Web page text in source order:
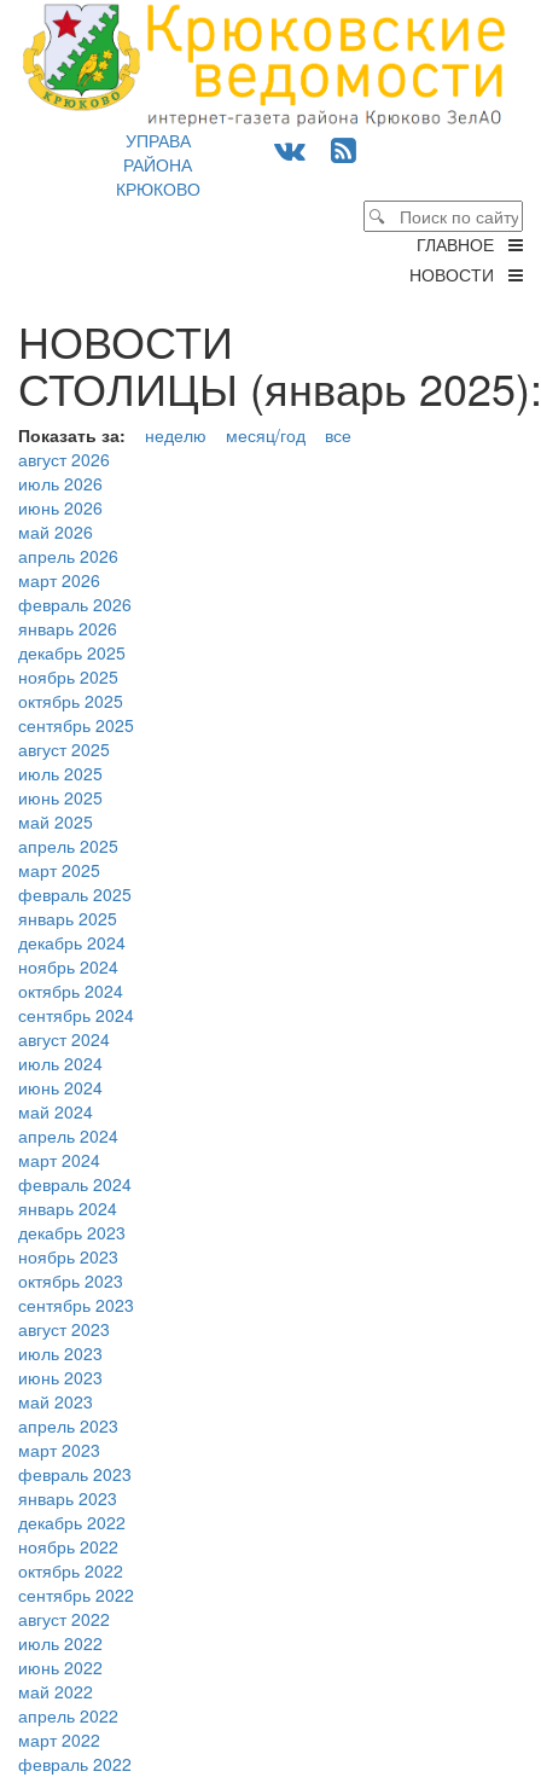
УПРАВА
РАЙОНА
КРЮКОВО
ГЛАВНОЕ
НОВОСТИ
НОВОСТИ
СТОЛИЦЫ (январь 2025):
Показать за: неделю месяц/год
все
август 2026
июль 2026
июнь 2026
май 2026
апрель 2026
март 2026
февраль 2026
январь 2026
декабрь 2025
ноябрь 2025
октябрь 2025
сентябрь 2025
август 2025
июль 2025
июнь 2025
май 2025
апрель 2025
март 2025
февраль 2025
январь 2025
декабрь 2024
ноябрь 2024
октябрь 2024
сентябрь 2024
август 2024
июль 2024
июнь 2024
май 2024
апрель 2024
март 2024
февраль 2024
январь 2024
декабрь 2023
ноябрь 2023
октябрь 2023
сентябрь 2023
август 2023
июль 2023
июнь 2023
май 2023
апрель 2023
март 2023
февраль 2023
январь 2023
декабрь 2022
ноябрь 2022
октябрь 2022
сентябрь 2022
август 2022
июль 2022
июнь 2022
май 2022
апрель 2022
март 2022
февраль 2022